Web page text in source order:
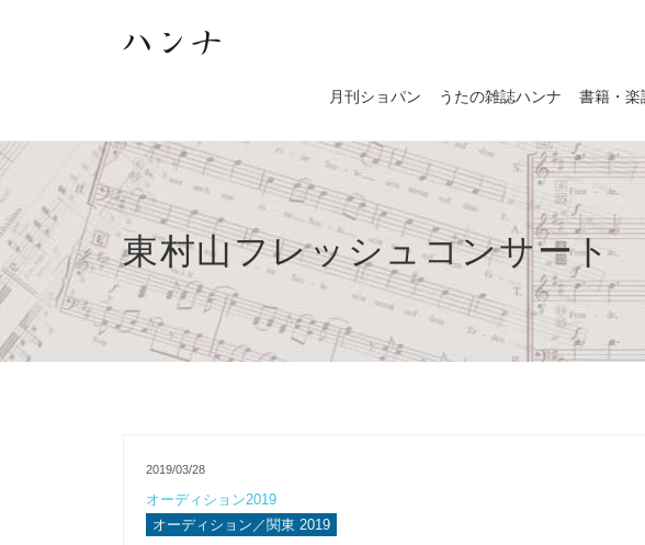
月刊ショパン うたの雑誌ハンナ 書籍・楽
東村山フレッシュコンサート
2019/03/28
オーディション2019
オーディション／関東 2019